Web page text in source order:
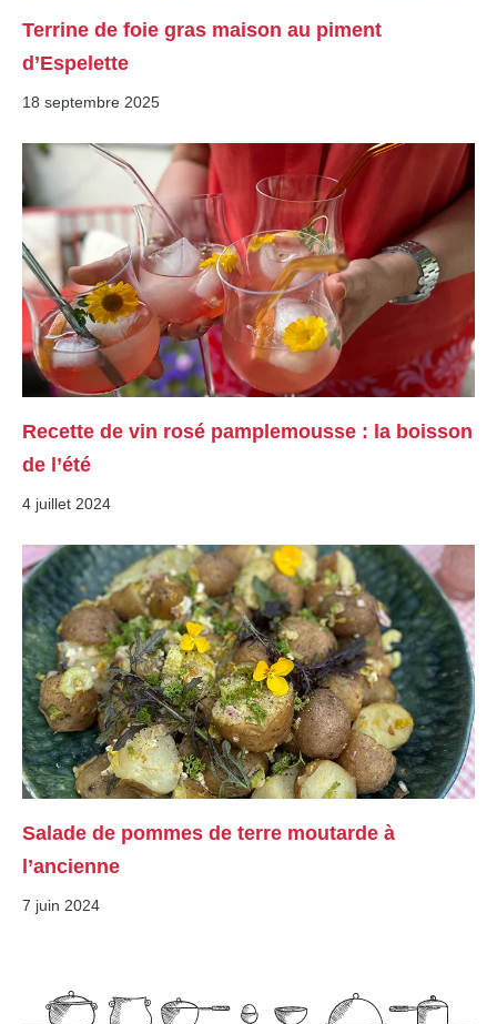
Terrine de foie gras maison au piment
d’Espelette
18 septembre 2025
Recette de vin rosé pamplemousse : la boisson
de l’été
4 juillet 2024
Salade de pommes de terre moutarde à
l’ancienne
7 juin 2024